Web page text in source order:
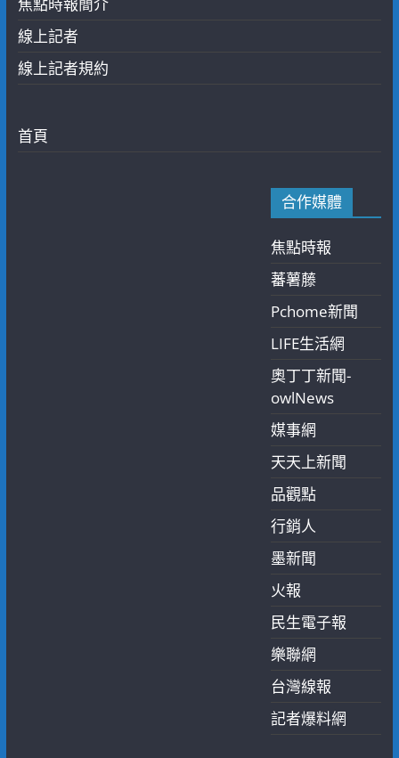
焦點時報簡介
線上記者
線上記者規約
首頁
合作媒體
焦點時報
蕃薯藤
Pchome新聞
LIFE生活網
奧丁丁新聞-
owlNews
媒事網
天天上新聞
品觀點
行銷人
墨新聞
火報
民生電子報
樂聯網
台灣線報
記者爆料網